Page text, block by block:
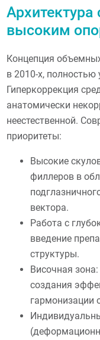
Архитектура
высоким
Концепция
в 2010-х, полностью
Гиперкоррекция
анатомически
неестественной.
приоритеты:
Высокие
филлеров в
вектора.
Работа с
введение
структуры.
Височная
создания
гармонизации